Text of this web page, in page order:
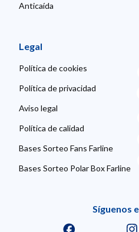
Anticaída
Legal
Política de cookies
Política de privacidad
Aviso legal
Política de calidad
Bases Sorteo Fans Farline
Bases Sorteo Polar Box Farline
Síguenos